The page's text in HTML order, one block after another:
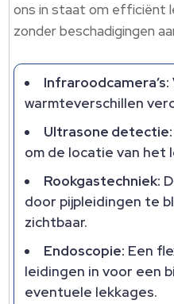
ons in staat om efficiënt
zonder beschadigingen
Infraroodcamera’s:
warmteverschillen
Ultrasone detectie:
om de locatie van het
Rookgastechniek:
door pijpleidingen te
zichtbaar.
Endoscopie: Een
leidingen in voor een
eventuele lekkages.